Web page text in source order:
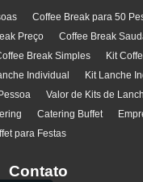
Coffee Break para 50
Preço Coffee Break
Break Simples Kit
Individual Kit Lanche
Valor de Kits de
Catering Buffet
para Festas
Contato